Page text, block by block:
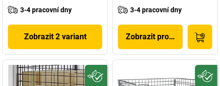
3-4 pracovní dny
Zobrazit 2 variant
3-4 pracovní dny
Zobrazit produkt